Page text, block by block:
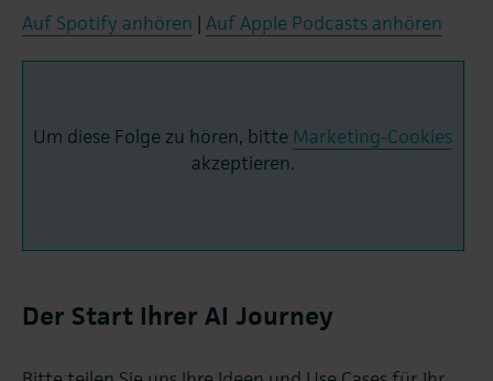
Auf Spotify anhören | Auf Apple Podcasts anhören
Um diese Folge zu hören, bitte Marketing-Cookies
akzeptieren.
Der Start Ihrer AI Journey